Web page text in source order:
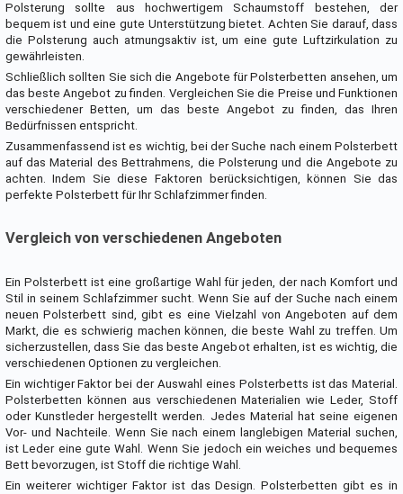
Polsterung sollte aus hochwertigem Schaumstoff bestehen, der
bequem ist und eine gute Unterstützung bietet. Achten Sie darauf, dass
die Polsterung auch atmungsaktiv ist, um eine gute Luftzirkulation zu
gewährleisten.
Schließlich sollten Sie sich die Angebote für Polsterbetten ansehen, um
das beste Angebot zu finden. Vergleichen Sie die Preise und Funktionen
verschiedener Betten, um das beste Angebot zu finden, das Ihren
Bedürfnissen entspricht.
Zusammenfassend ist es wichtig, bei der Suche nach einem Polsterbett
auf das Material des Bettrahmens, die Polsterung und die Angebote zu
achten. Indem Sie diese Faktoren berücksichtigen, können Sie das
perfekte Polsterbett für Ihr Schlafzimmer finden.
Vergleich von verschiedenen Angeboten
Ein Polsterbett ist eine großartige Wahl für jeden, der nach Komfort und
Stil in seinem Schlafzimmer sucht. Wenn Sie auf der Suche nach einem
neuen Polsterbett sind, gibt es eine Vielzahl von Angeboten auf dem
Markt, die es schwierig machen können, die beste Wahl zu treffen. Um
sicherzustellen, dass Sie das beste Angebot erhalten, ist es wichtig, die
verschiedenen Optionen zu vergleichen.
Ein wichtiger Faktor bei der Auswahl eines Polsterbetts ist das Material.
Polsterbetten können aus verschiedenen Materialien wie Leder, Stoff
oder Kunstleder hergestellt werden. Jedes Material hat seine eigenen
Vor- und Nachteile. Wenn Sie nach einem langlebigen Material suchen,
ist Leder eine gute Wahl. Wenn Sie jedoch ein weiches und bequemes
Bett bevorzugen, ist Stoff die richtige Wahl.
Ein weiterer wichtiger Faktor ist das Design. Polsterbetten gibt es in